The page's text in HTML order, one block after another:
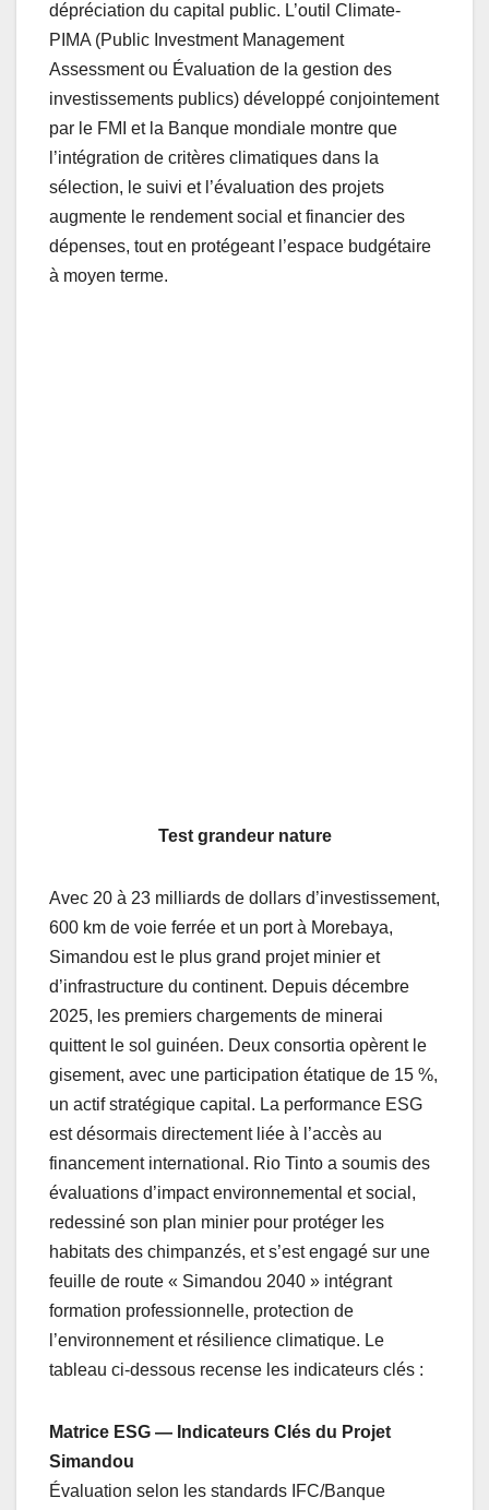
dépréciation du capital public. L’outil Climate-
PIMA (Public Investment Management
Assessment ou Évaluation de la gestion des
investissements publics) développé conjointement
par le FMI et la Banque mondiale montre que
l’intégration de critères climatiques dans la
sélection, le suivi et l’évaluation des projets
augmente le rendement social et financier des
dépenses, tout en protégeant l’espace budgétaire
à moyen terme.
Test grandeur nature
Avec 20 à 23 milliards de dollars d’investissement,
600 km de voie ferrée et un port à Morebaya,
Simandou est le plus grand projet minier et
d’infrastructure du continent. Depuis décembre
2025, les premiers chargements de minerai
quittent le sol guinéen. Deux consortia opèrent le
gisement, avec une participation étatique de 15 %,
un actif stratégique capital. La performance ESG
est désormais directement liée à l’accès au
financement international. Rio Tinto a soumis des
évaluations d’impact environnemental et social,
redessiné son plan minier pour protéger les
habitats des chimpanzés, et s’est engagé sur une
feuille de route « Simandou 2040 » intégrant
formation professionnelle, protection de
l’environnement et résilience climatique. Le
tableau ci-dessous recense les indicateurs clés :
Matrice ESG — Indicateurs Clés du Projet
Simandou
Évaluation selon les standards IFC/Banque